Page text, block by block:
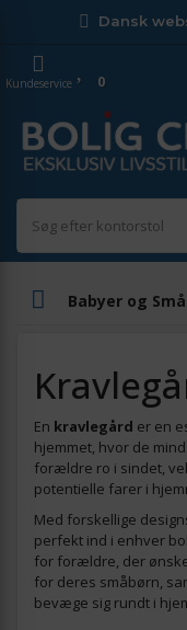
Dansk
Kundeservice 0
Babyer og
En kravlegård er en
hjemmet, hvor de
forældre ro i sindet,
potentielle farer i
Med forskellige
perfekt ind i enhver
for forældre, der
for deres småbørn,
bevæge sig rundt i